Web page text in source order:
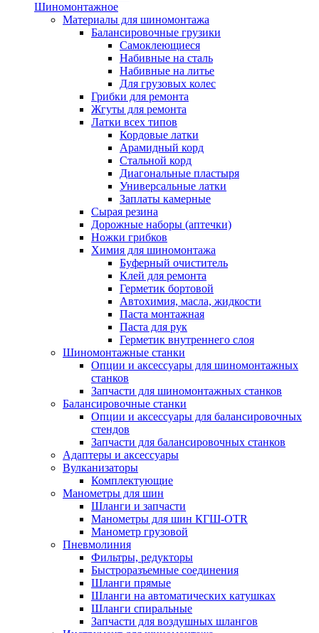
Шиномонтажное
Материалы для шиномонтажа
Балансировочные грузики
Самоклеющиеся
Набивные на сталь
Набивные на литье
Для грузовых колес
Грибки для ремонта
Жгуты для ремонта
Латки всех типов
Кордовые латки
Арамидный корд
Стальной корд
Диагональные пластыря
Универсальные латки
Заплаты камерные
Сырая резина
Дорожные наборы (аптечки)
Ножки грибков
Химия для шиномонтажа
Буферный очиститель
Клей для ремонта
Герметик бортовой
Автохимия, масла, жидкости
Паста монтажная
Паста для рук
Герметик внутреннего слоя
Шиномонтажные станки
Опции и аксессуары для шиномонтажных
станков
Запчасти для шиномонтажных станков
Балансировочные станки
Опции и аксессуары для балансировочных
стендов
Запчасти для балансировочных станков
Адаптеры и аксессуары
Вулканизаторы
Комплектующие
Манометры для шин
Шланги и запчасти
Манометры для шин КГШ-OTR
Манометр грузовой
Пневмолиния
Фильтры, редукторы
Быстроразъемные соединения
Шланги прямые
Шланги на автоматических катушках
Шланги спиральные
Запчасти для воздушных шлангов